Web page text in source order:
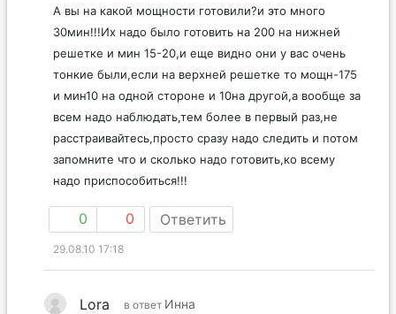
А вы на какой мощности готовили?и это много
30мин!!!Их надо было готовить на 200 на нижней
решетке и мин 15-20,и еще видно они у вас очень
тонкие были,если на верхней решетке то мощн-175
и мин10 на одной стороне и 10на другой,а вообще за
всем надо наблюдать,тем более в первый раз,не
расстраивайтесь,просто сразу надо следить и потом
запомните что и сколько надо готовить,ко всему
надо приспособиться!!!
0 0 Ответить
29.08.10 17:18
Lora в ответ Инна